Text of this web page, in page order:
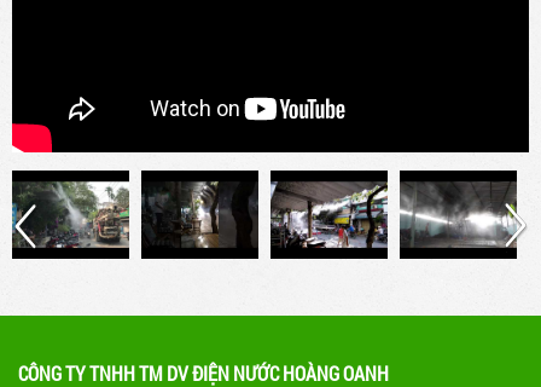
và tạo ra một môi trường thoáng đãng cho
Lợi ích của việc sử dụng máy phun sương
trong quán cafe
Máy phun sương là một thiết bị được sử dụng
để phun ra các hạt nước nhỏ, tạo ra một màn
sương mỏng. Khi nước bay hơi, nhiệt độ xung
CÔNG TY TNHH TM DV ĐIỆN NƯỚC HOÀNG OANH